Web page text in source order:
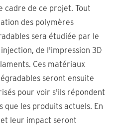
cadre de ce projet. Tout
des polymères
sera étudiée par le
de l'impression 3D
Ces matériaux
seront ensuite
pour voir s'ils répondent
que les produits actuels. En
leur impact seront